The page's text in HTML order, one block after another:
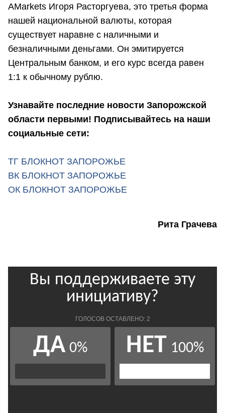
AMarkets Игоря Расторгуева, это третья форма
нашей национальной валюты, которая
существует наравне с наличными и
безналичными деньгами. Он эмитируется
Центральным банком, и его курс всегда равен
1:1 к обычному рублю.
Узнавайте последние новости Запорожской
области первыми! Подписывайтесь на наши
социальные сети:
ТГ БЛОКНОТ ЗАПОРОЖЬЕ
ВК БЛОКНОТ ЗАПОРОЖЬЕ
ОК БЛОКНОТ ЗАПОРОЖЬЕ
Рита Грачева